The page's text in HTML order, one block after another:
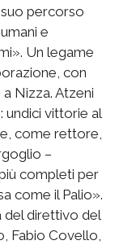
percorso
e
Un legame
con
Nizza. Atzeni
undici vittorie al
come rettore,
–
completi per
come il Palio».
del direttivo del
Fabio Covello,